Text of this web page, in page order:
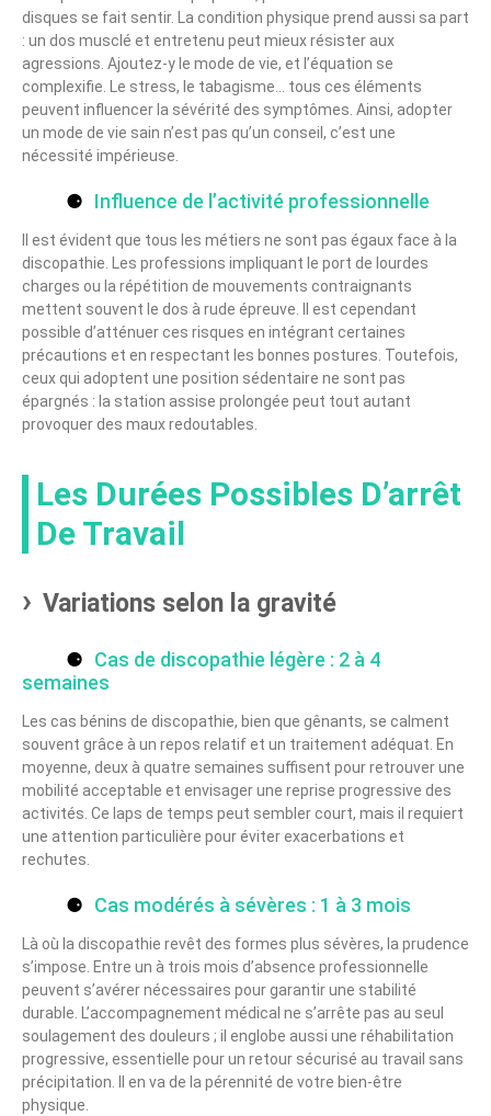
disques se fait sentir. La condition physique prend aussi sa part
: un dos musclé et entretenu peut mieux résister aux
agressions. Ajoutez-y le mode de vie, et l’équation se
complexifie. Le stress, le tabagisme… tous ces éléments
peuvent influencer la sévérité des symptômes. Ainsi, adopter
un mode de vie sain n’est pas qu’un conseil, c’est une
nécessité impérieuse.
Influence de l’activité professionnelle
Il est évident que tous les métiers ne sont pas égaux face à la
discopathie. Les professions impliquant le port de lourdes
charges ou la répétition de mouvements contraignants
mettent souvent le dos à rude épreuve. Il est cependant
possible d’atténuer ces risques en intégrant certaines
précautions et en respectant les bonnes postures. Toutefois,
ceux qui adoptent une position sédentaire ne sont pas
épargnés : la station assise prolongée peut tout autant
provoquer des maux redoutables.
Les Durées Possibles D’arrêt
De Travail
Variations selon la gravité
Cas de discopathie légère : 2 à 4
semaines
Les cas bénins de discopathie, bien que gênants, se calment
souvent grâce à un repos relatif et un traitement adéquat. En
moyenne, deux à quatre semaines suffisent pour retrouver une
mobilité acceptable et envisager une reprise progressive des
activités. Ce laps de temps peut sembler court, mais il requiert
une attention particulière pour éviter exacerbations et
rechutes.
Cas modérés à sévères : 1 à 3 mois
Là où la discopathie revêt des formes plus sévères, la prudence
s’impose. Entre un à trois mois d’absence professionnelle
peuvent s’avérer nécessaires pour garantir une stabilité
durable. L’accompagnement médical ne s’arrête pas au seul
soulagement des douleurs ; il englobe aussi une réhabilitation
progressive, essentielle pour un retour sécurisé au travail sans
précipitation. Il en va de la pérennité de votre bien-être
physique.